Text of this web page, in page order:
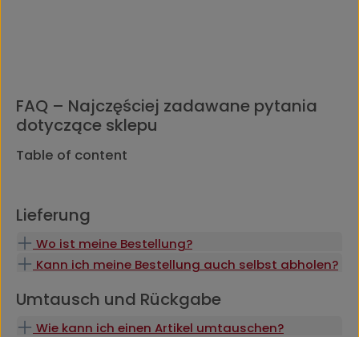
FAQ – Najczęściej zadawane pytania
dotyczące sklepu
Table of content
Lieferung
Wo ist meine Bestellung?
Kann ich meine Bestellung auch selbst abholen?
Umtausch und Rückgabe
Wie kann ich einen Artikel umtauschen?